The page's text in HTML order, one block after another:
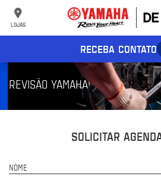
LOJAS
RECEBA CONTATO
REVISÃO YAMAHA
SOLICITAR
NOME